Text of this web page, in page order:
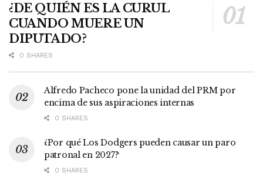
¿DE QUIÉN ES LA CURUL
CUANDO MUERE UN
DIPUTADO?
0 SHARES
Alfredo Pacheco pone la unidad del PRM por
encima de sus aspiraciones internas
0 SHARES
¿Por qué Los Dodgers pueden causar un paro
patronal en 2027?
0 SHARES